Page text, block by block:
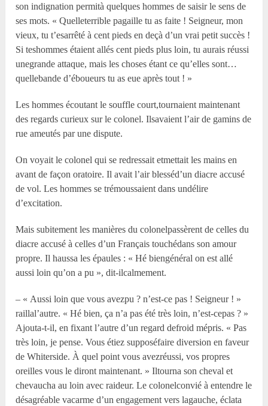
son indignation permità quelques hommes de saisir le sens de
ses mots. « Quelleterrible pagaille tu as faite ! Seigneur, mon
vieux, tu t’esarrêté à cent pieds en deçà d’un vrai petit succès !
Si teshommes étaient allés cent pieds plus loin, tu aurais réussi
unegrande attaque, mais les choses étant ce qu’elles sont…
quellebande d’éboueurs tu as eue après tout ! »
Les hommes écoutant le souffle court,tournaient maintenant
des regards curieux sur le colonel. Ilsavaient l’air de gamins de
rue ameutés par une dispute.
On voyait le colonel qui se redressait etmettait les mains en
avant de façon oratoire. Il avait l’air blesséd’un diacre accusé
de vol. Les hommes se trémoussaient dans undélire
d’excitation.
Mais subitement les manières du colonelpassèrent de celles du
diacre accusé à celles d’un Français touchédans son amour
propre. Il haussa les épaules : « Hé biengénéral on est allé
aussi loin qu’on a pu », dit-ilcalmement.
– « Aussi loin que vous avezpu ? n’est-ce pas ! Seigneur ! »
raillal’autre. « Hé bien, ça n’a pas été très loin, n’est-cepas ? »
Ajouta-t-il, en fixant l’autre d’un regard defroid mépris. « Pas
très loin, je pense. Vous étiez supposéfaire diversion en faveur
de Whiterside. À quel point vous avezréussi, vos propres
oreilles vous le diront maintenant. » Iltourna son cheval et
chevaucha au loin avec raideur. Le colonelconvié à entendre le
désagréable vacarme d’un engagement vers lagauche, éclata